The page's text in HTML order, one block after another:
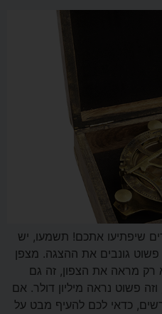
שיפתיעו אתכם! תשמעו, יש
גונבים את ההצגה. מצפן
רק מראה את הצפון, זה גם
פשוט נראה מיליון דולר. אם
כדאי לכם להעיף מבט על